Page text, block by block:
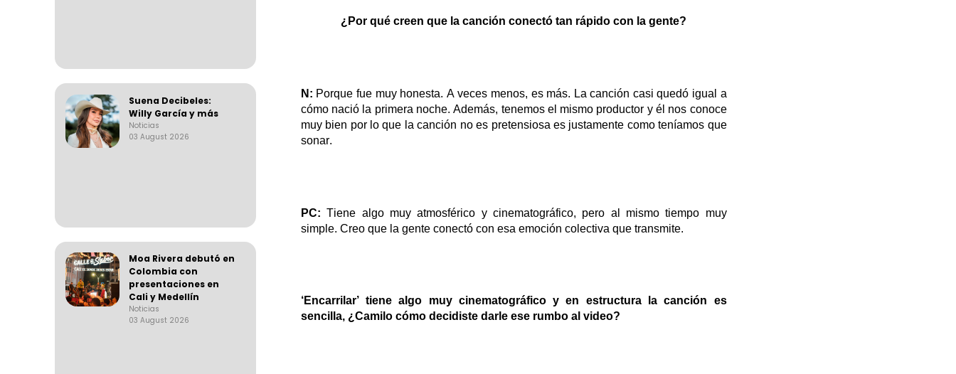
Suena Decibeles:
Willy García y más
Noticias
03 August 2026
Moa Rivera debutó en
Colombia con
presentaciones en
Cali y Medellín
Noticias
03 August 2026
¿Por qué creen que la canción conectó tan rápido con la gente?
N: Porque fue muy honesta. A veces menos, es más. La canción casi quedó igual a
cómo nació la primera noche. Además, tenemos el mismo productor y él nos conoce
muy bien por lo que la canción no es pretensiosa es justamente como teníamos que
sonar.
PC: Tiene algo muy atmosférico y cinematográfico, pero al mismo tiempo muy
simple. Creo que la gente conectó con esa emoción colectiva que transmite.
‘Encarrilar’tiene algo muy cinematográfico y en estructurala canción es
sencilla, ¿Camilo cómo decidiste darle ese rumbo al video?